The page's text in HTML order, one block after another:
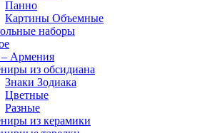
Панно
Картины Объемные
наборы
Армения
из обсидиана
Знаки Зодиака
Цветные
Разные
из керамики